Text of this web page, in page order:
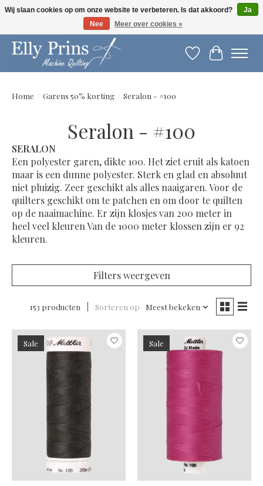
Let op: gewijzigde openingstijden!
Verlanglijst
Home / Garens 50% korting / Seralon - #100
Seralon - #100
SERALON
Een polyester garen, dikte 100. Het ziet eruit als katoen
maar is een dunne polyester. Sterk en glad en absoluut
niet pluizig. Zeer geschikt als alles naaigaren. Voor de
quilters geschikt om te patchen en om door te quilten
op de naaimachine. Er zijn klosjes van 200 meter in
heel veel kleuren Van de 1000 meter klossen zijn er 92
kleuren.
Filters weergeven
153 producten Sorteren op Meest bekeken
Sale Sale
Wij slaan cookies op om onze website te verbeteren. Is dat akkoord?
Ja
Nee
Meer over cookies »